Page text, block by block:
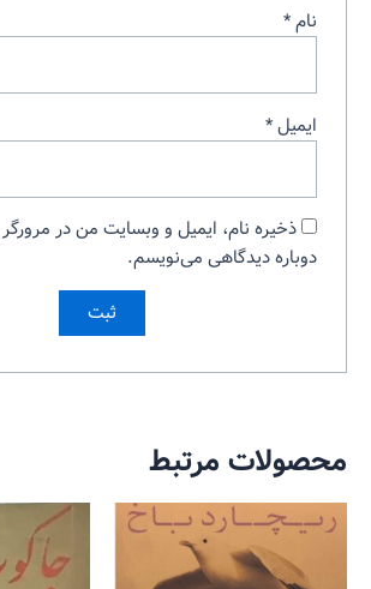
نام*
ایمیل*
ذخیره نام، ایمیل و وبسایت من در
دوباره دیدگاهی می‌نویسم.
محصولات مرتبط